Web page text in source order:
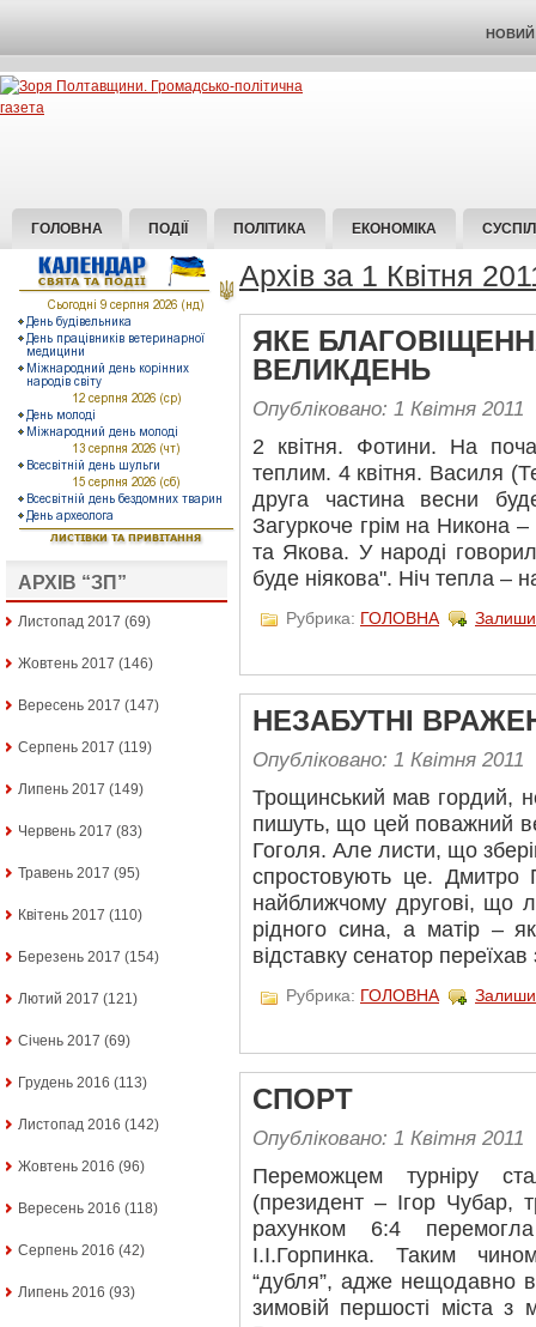
НОВИЙ
ГОЛОВНА ПОДІЇ ПОЛІТИКА ЕКОНОМІКА
АРХІВ “ЗП”
Листопад 2017 (69)
Жовтень 2017 (146)
Вересень 2017 (147)
Серпень 2017 (119)
Липень 2017 (149)
Червень 2017 (83)
Травень 2017 (95)
Квітень 2017 (110)
Березень 2017 (154)
Лютий 2017 (121)
Січень 2017 (69)
Грудень 2016 (113)
Листопад 2016 (142)
Жовтень 2016 (96)
Вересень 2016 (118)
Серпень 2016 (42)
Липень 2016 (93)
Архів за 1 Квітня
ЯКЕ
ВЕЛИКДЕНЬ
Опубліковано: 1 Квітня 2011
2 квітня. Фотини. На
теплим. 4 квітня. Василя
друга частина весни
Загуркоче грім на Никона –
та Якова. У народі
буде ніякова". Ніч тепла –
Рубрика: ГОЛОВНА
НЕЗАБУТНІ
Опубліковано: 1 Квітня 2011
Трощинський мав гордий,
пишуть, що цей поважний
Гоголя. Але листи, що
спростовують це. Дмитро
найближчому другові, що
рідного сина, а матір –
відставку сенатор
Рубрика: ГОЛОВНА
СПОРТ
Опубліковано: 1 Квітня 2011
Переможцем турніру
(президент – Ігор
рахунком 6:4
І.І.Горпинка. Таким
“дубля”, адже нещодавно
зимовій першості міста з